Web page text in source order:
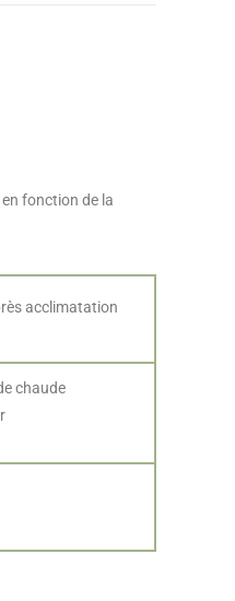
fonction de la
acclimatation
chaude